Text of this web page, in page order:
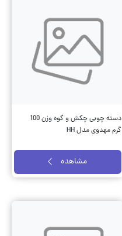
دسته چوبی چکش و گوه وزن 100
گرم مهدوی مدل HH
مشاهده